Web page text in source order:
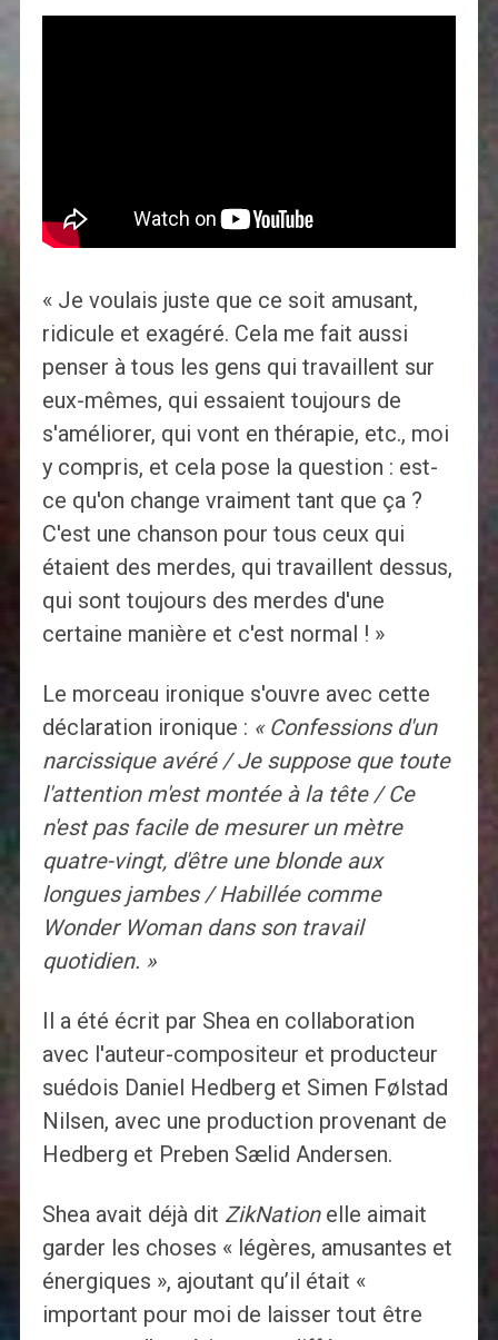
« Je voulais juste que ce soit amusant,
ridicule et exagéré. Cela me fait aussi
penser à tous les gens qui travaillent sur
eux-mêmes, qui essaient toujours de
s'améliorer, qui vont en thérapie, etc., moi
y compris, et cela pose la question : est-
ce qu'on change vraiment tant que ça ?
C'est une chanson pour tous ceux qui
étaient des merdes, qui travaillent dessus,
qui sont toujours des merdes d'une
certaine manière et c'est normal ! »
Le morceau ironique s'ouvre avec cette
déclaration ironique : « Confessions d'un
narcissique avéré / Je suppose que toute
l'attention m'est montée à la tête / Ce
n'est pas facile de mesurer un mètre
quatre-vingt, d'être une blonde aux
longues jambes / Habillée comme
Wonder Woman dans son travail
quotidien. »
Il a été écrit par Shea en collaboration
avec l'auteur-compositeur et producteur
suédois Daniel Hedberg et Simen Følstad
Nilsen, avec une production provenant de
Hedberg et Preben Sælid Andersen.
Shea avait déjà dit ZikNationelle aimait
garder les choses « légères, amusantes et
énergiques », ajoutant qu’il était «
important pour moi de laisser tout être